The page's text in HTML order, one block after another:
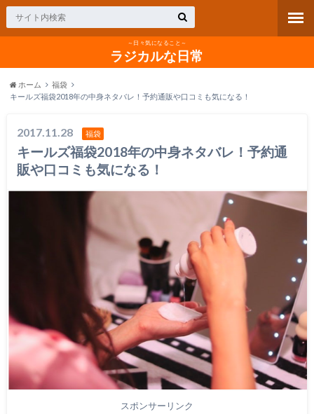
～日々気になること～
ラジカルな日常
ホーム
福袋
キールズ福袋2018年の中身ネタバレ！予約通販や口コミも気になる！
2017.11.28 福袋
キールズ福袋2018年の中身ネタバレ！予約通
販や口コミも気になる！
スポンサーリンク